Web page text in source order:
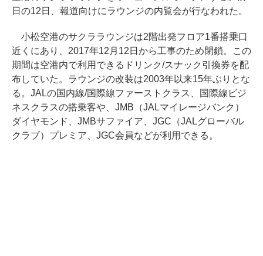
日の12日、報道向けにラウンジの内覧会が行なわれた。
小松空港のサクララウンジは2階出発フロア1番搭乗口
近くにあり、2017年12月12日から工事のため閉鎖。この
期間は空港内で利用できるドリンク/スナック引換券を配
布していた。ラウンジの改装は2003年以来15年ぶりとな
る。JALの国内線/国際線ファーストクラス、国際線ビジ
ネスクラスの搭乗客や、JMB（JALマイレージバンク）
ダイヤモンド、JMBサファイア、JGC（JALグローバル
クラブ）プレミア、JGC会員などが利用できる。